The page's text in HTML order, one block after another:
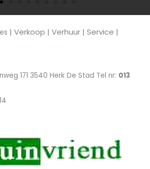
| Verkoop | Verhuur | Service |
171 3540 Herk De Stad Tel nr: 013